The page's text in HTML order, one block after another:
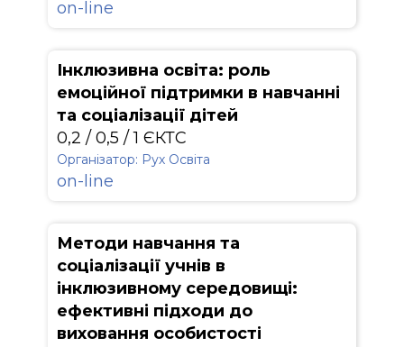
on-line
Інклюзивна освіта: роль
емоційної підтримки в навчанні
та соціалізації дітей
0,2 / 0,5 / 1 ЄКТС
Організатор: Рух Освіта
on-line
Методи навчання та
соціалізації учнів в
інклюзивному середовищі:
ефективні підходи до
виховання особистості